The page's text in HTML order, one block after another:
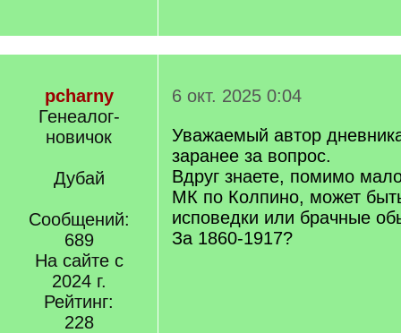
pcharny
Генеалог-
новичок
Дубай
Сообщений:
689
На сайте с
2024 г.
Рейтинг:
228
6 окт. 2025 0:04
Уважаемый автор
заранее за вопрос.
Вдруг знаете, помимо
МК по Колпино, может
исповедки или брачные
За 1860-1917?